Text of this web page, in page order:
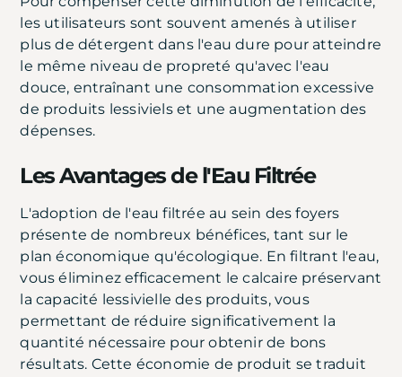
les utilisateurs sont souvent amenés à utiliser
plus de détergent dans l'eau dure pour atteindre
le même niveau de propreté qu'avec l'eau
douce, entraînant une consommation excessive
de produits lessiviels et une augmentation des
dépenses.
Les Avantages de l'Eau Filtrée
L'adoption de l'eau filtrée au sein des foyers
présente de nombreux bénéfices, tant sur le
plan économique qu'écologique. En filtrant l'eau,
vous éliminez efficacement le calcaire préservant
la capacité lessivielle des produits, vous
permettant de réduire significativement la
quantité nécessaire pour obtenir de bons
résultats. Cette économie de produit se traduit